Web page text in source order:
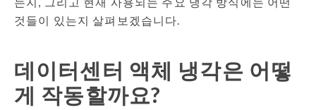
것들이 있는지 살펴보겠습니다.
데이터센터 액체 냉각은 어떻
게 작동할까요?